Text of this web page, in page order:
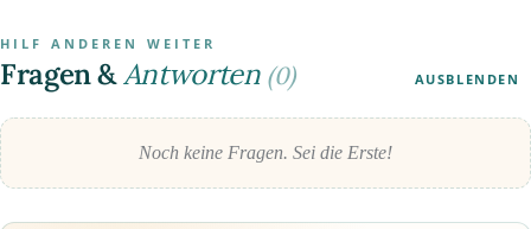
HILF ANDEREN WEITER
Fragen &Antworten (0) AUSBLENDEN
Noch keine Fragen. Sei die Erste!